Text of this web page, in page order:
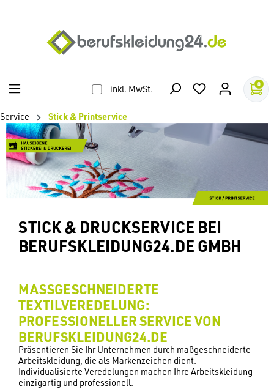
inkl. MwSt. 0
Service Stick & Printservice
STICK & DRUCKSERVICE BEI
BERUFSKLEIDUNG24.DE GMBH
MASSGESCHNEIDERTE T
EXTILVEREDELUNG: P
ROFESSIONELLER SERVICE VON B
ERUFSKLEIDUNG24.DE
Präsentieren Sie Ihr Unternehmen durch maßgeschneiderte
Arbeitskleidung, die als Markenzeichen dient.
Individualisierte Veredelungen machen Ihre Arbeitskleidung
einzigartig und professionell.